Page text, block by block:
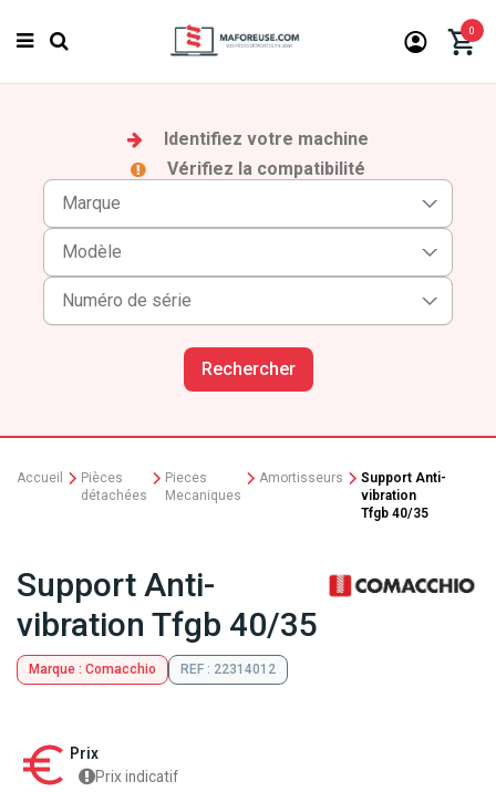
0
Identifiez votre machine
Vérifiez la compatibilité
Rechercher
Accueil
Pièces
détachées
Pieces
Mecaniques
Amortisseurs
Support Anti-
vibration
Tfgb 40/35
Support Anti-
vibration Tfgb 40/35
Marque : Comacchio REF : 22314012
Prix
Prix indicatif